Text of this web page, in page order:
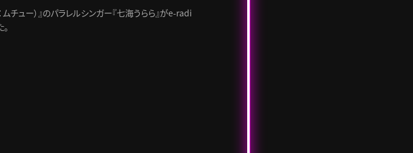
ュー）』のパラレルシンガー『七海うらら』がe-radi